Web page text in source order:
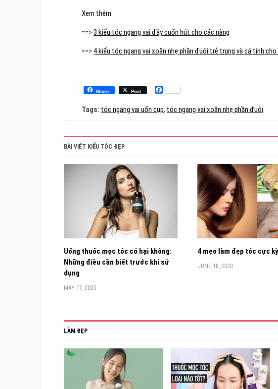
Xem thêm:
==>3 kiểu tóc ngang vai đầy cuốn hút cho các nàng
==> 4 kiểu tóc ngang vai xoăn nhẹ phần đuôi trẻ trung và cá tính cho
Share Post Facebook
Tags: tóc ngang vai uốn cụp, tóc ngang vai xoăn nhẹ phần đuôi
BÀI VIẾT KIỂU TÓC ĐẸP
Uống thuốc mọc tóc có hại không:
Những điều cần biết trước khi sử
dụng
MAY 17, 2025
4 mẹo làm đẹp tóc cực
JUNE 18, 2020
LÀM ĐẸP